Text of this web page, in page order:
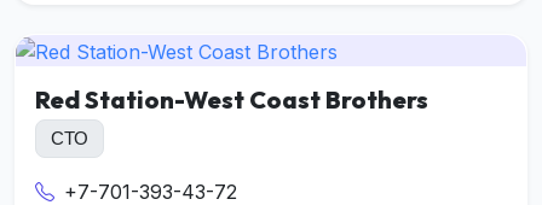
Red Station-West Coast Brothers
СТО
+7-701-393-43-72